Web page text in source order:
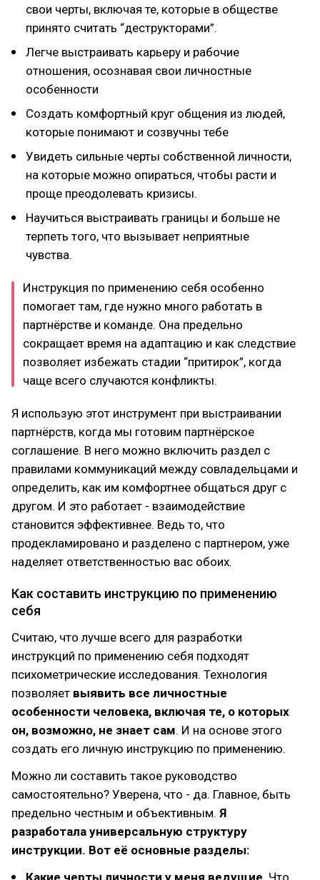
свои черты, включая те, которые в обществе
принято считать “деструкторами”.
Легче выстраивать карьеру и рабочие
отношения, осознавая свои личностные
особенности
Создать комфортный круг общения из людей,
которые понимают и созвучны тебе
Увидеть сильные черты собственной личности,
на которые можно опираться, чтобы расти и
проще преодолевать кризисы.
Научиться выстраивать границы и больше не
терпеть того, что вызывает неприятные
чувства.
Инструкция по применению себя особенно
помогает там, где нужно много работать в
партнёрстве и команде. Она предельно
сокращает время на адаптацию и как следствие
позволяет избежать стадии “притирок”, когда
чаще всего случаются конфликты.
Я использую этот инструмент при выстраивании
партнёрств, когда мы готовим партнёрское
соглашение. В него можно включить раздел с
правилами коммуникаций между совладельцами и
определить, как им комфортнее общаться друг с
другом. И это работает - взаимодействие
становится эффективнее. Ведь то, что
продекламировано и разделено с партнером, уже
наделяет ответственностью вас обоих.
Как составить инструкцию по применению
себя
Считаю, что лучше всего для разработки
инструкций по применению себя подходят
психометрические исследования. Технология
позволяет выявить все личностные
особенности человека, включая те, о которых
он, возможно, не знает сам. И на основе этого
создать его личную инструкцию по применению.
Можно ли составить такое руководство
самостоятельно? Уверена, что - да. Главное, быть
предельно честным и объективным. Я
разработала универсальную структуру
инструкции. Вот её основные разделы:
Какие черты личности у меня ведущие. Что